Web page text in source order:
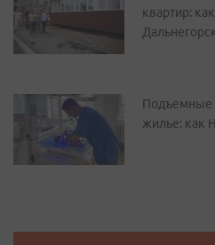
квартир:
Дальнегорск
Подъемные
жилье: как